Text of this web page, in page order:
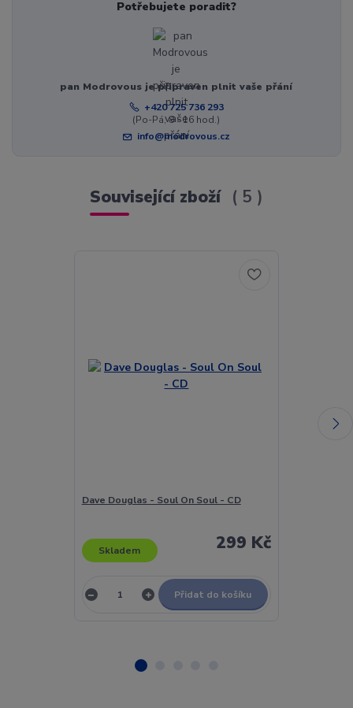
Potřebujete poradit?
pan Modrovous je připraven plnit vaše přání
+420 725 736 293
(Po-Pá, 8 - 16 hod.)
info@modrovous.cz
Související zboží 5
Dave Douglas - Soul On Soul - CD
299 Kč
Skladem
Přidat do košíku